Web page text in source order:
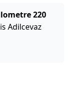
220
Adilcevaz